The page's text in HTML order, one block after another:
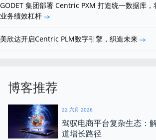
GODET 集团部署 Centric PXM 打造统一数据库
业务绩效杠杆
美欣达开启Centric PLM数字引擎，织造未来
博客推荐
22 六月 2026
驾驭电商平台复杂生态：
道增长路径